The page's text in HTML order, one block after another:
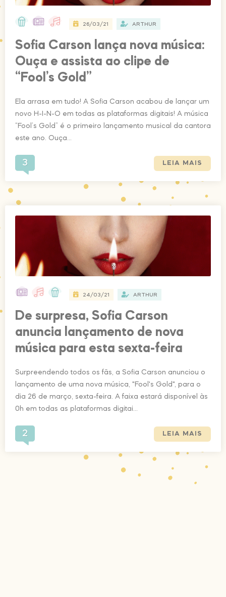
26/03/21 ARTHUR
Sofia Carson lança nova música:
Ouça e assista ao clipe de
“Fool’s Gold”
Ela arrasa em tudo! A Sofia Carson acabou de lançar um
novo H-I-N-O em todas as plataformas digitais! A música
“Fool’s Gold” é o primeiro lançamento musical da cantora
este ano. Ouça...
3 LEIA MAIS
24/03/21 ARTHUR
De surpresa, Sofia Carson
anuncia lançamento de nova
música para esta sexta-feira
Surpreendendo todos os fãs, a Sofia Carson anunciou o
lançamento de uma nova música, "Fool's Gold", para o
dia 26 de março, sexta-feira. A faixa estará disponível às
0h em todas as plataformas digitai...
2 LEIA MAIS